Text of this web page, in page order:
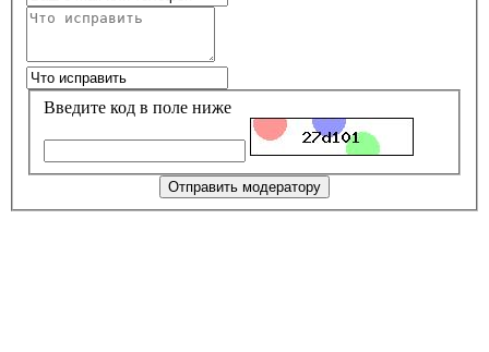
Введите код в поле ниже
Отправить модератору